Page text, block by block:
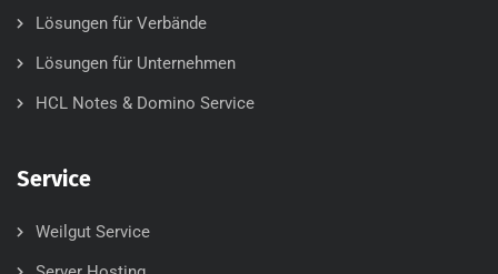
Lösungen für Verbände
Lösungen für Unternehmen
HCL Notes & Domino Service
Service
Weilgut Service